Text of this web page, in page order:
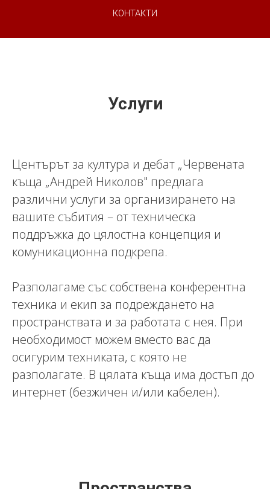
КОНТАКТИ
Услуги
Центърът за култура и дебат „Червената
къща „Андрей Николов" предлага
различни услуги за организирането на
вашите събития – от техническа
поддръжка до цялостна концепция и
комуникационна подкрепа.
Разполагаме със собствена конферентна
техника и екип за подреждането на
пространствата и за работата с нея. При
необходимост можем вместо вас да
осигурим техниката, с която не
разполагате. В цялата къща има достъп до
интернет (безжичен и/или кабелен).